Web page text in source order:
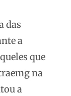
das
a
que
na
a